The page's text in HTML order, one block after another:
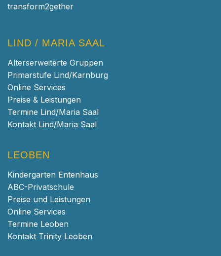
transform2gether
LIND / MARIA SAAL
Alterserweiterte Gruppen
Primarstufe Lind/Karnburg
Online Services
Preise & Leistungen
Termine Lind/Maria Saal
Kontakt Lind/Maria Saal
LEOBEN
Kindergarten Entenhaus
ABC-Privatschule
Preise und Leistungen
Online Services
Termine Leoben
Kontakt Trinity Leoben